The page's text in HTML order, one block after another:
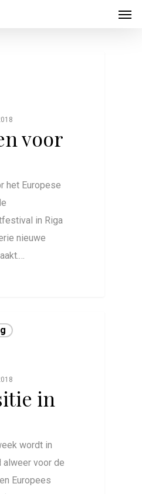
voor
het Europese
in Riga
nieuwe
in
wordt in
alweer voor de
Europees